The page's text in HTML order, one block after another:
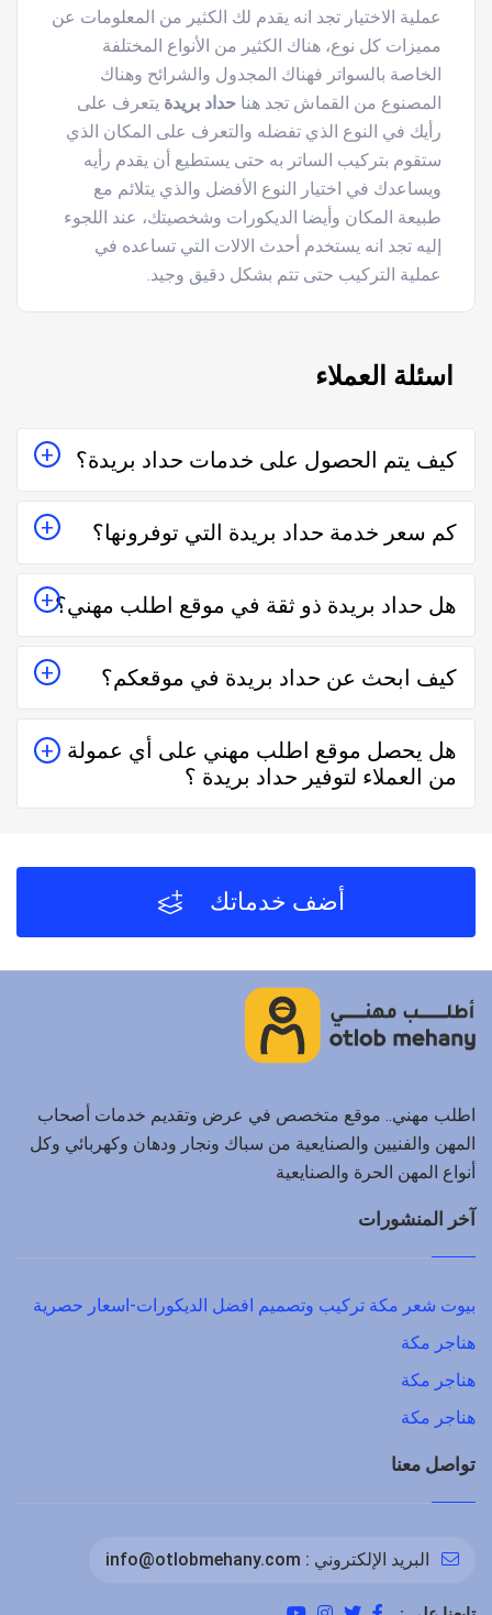
عملية الاختيار تجد انه يقدم لك الكثير من المعلومات عن
مميزات كل نوع، هناك الكثير من الأنواع المختلفة
الخاصة بالسواتر فهناك المجدول والشرائح وهناك
المصنوع من القماش تجد هنا حداد بريدة يتعرف على
رأيك في النوع الذي تفضله والتعرف على المكان الذي
ستقوم بتركيب الساتر به حتى يستطيع أن يقدم رأيه
ويساعدك في اختيار النوع الأفضل والذي يتلائم مع
طبيعة المكان وأيضا الديكورات وشخصيتك، عند اللجوء
إليه تجد انه يستخدم أحدث الالات التي تساعده في
عملية التركيب حتى تتم بشكل دقيق وجيد.
اسئلة العملاء
كيف يتم الحصول على خدمات حداد بريدة؟
يتم الحصول على خدمات حداد بريدة من خلال التواصل معه
إما على الواتساب أو تليفونياً وطلب الخدمة منه بعمل زيارة
للمكان أو تقدير سعر الخدمة قبل الزيارة والإتفاق.
كم سعر خدمة حداد بريدة التي توفرونها؟
تختلف اسعار خدمات حداد بريدة وفقاً لعدة عناصر منها قرب
المسافة وحجم العمل وتوقيته وهل هو عمل مستعجل أم لا.
هل حداد بريدة ذو ثقة في موقع اطلب مهني؟
نعم حداد بريدة في موقع اطلب مهني ذو ثقة في التعامل
فكل الفنيين والشركات يتم تقييمهم من عملاء حقيقيين وهذا
يدل على جودة الخدمة.
كيف ابحث عن حداد بريدة في موقعكم؟
يُمكنك البحث عن حداد بريدة في موقعنا من خلال تحديد
المنطقة ثم تحديد المهنة وإختيار الفني الأقرب إليك والأفضل
تقييماً فموقع اطلب مهني يعتمد على تقييم الفنيين
والشركات من خلال العملاء بعد كل زيارة لهم.
هل يحصل موقع اطلب مهني على أي عمولة
من العملاء لتوفير حداد بريدة ؟
أضف خدماتك
اطلب مهني.. موقع متخصص في عرض وتقديم خدمات أصحاب
المهن والفنيين والصنايعية من سباك ونجار ودهان وكهربائي وكل
أنواع المهن الحرة والصنايعية
آخر المنشورات
بيوت شعر مكة تركيب وتصميم افضل الديكورات-اسعار حصرية
هناجر مكة
هناجر مكة
هناجر مكة
تواصل معنا
البريد الإلكتروني : info@otlobmehany.com